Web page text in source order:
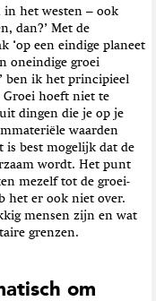
in het westen – ook
dan?’ Met de
‘op een eindige planeet
oneindige groei
ben ik het principieel
Groei hoeft niet te
dingen die je op je
waarden
is best mogelijk dat de
wordt. Het punt
mezelf tot de groei-
het er ook niet over.
mensen zijn en wat
grenzen.
om